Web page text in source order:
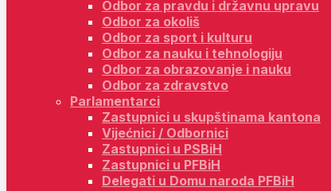
Odbor za pravdu i državnu upravu
Odbor za okoliš
Odbor za sport i kulturu
Odbor za nauku i tehnologiju
Odbor za obrazovanje i nauku
Odbor za zdravstvo
Parlamentarci
Zastupnici u skupštinama kantona
Vijećnici / Odbornici
Zastupnici u PSBiH
Zastupnici u PFBiH
Delegati u Domu naroda PFBiH